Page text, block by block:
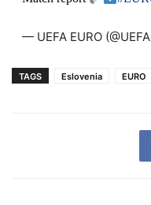
— UEFA EURO
TAGS Eslovenia EURO